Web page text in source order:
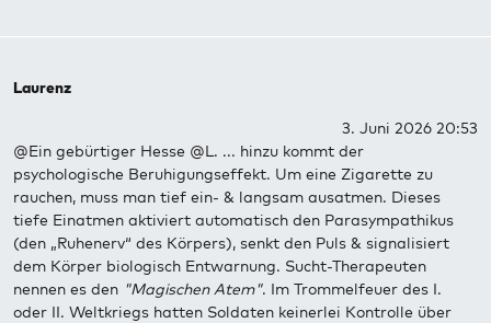
Laurenz
3. Juni 2026 20:53
@Ein gebürtiger Hesse @L. ... hinzu kommt der
psychologische Beruhigungseffekt. Um eine Zigarette zu
rauchen, muss man tief ein- & langsam ausatmen. Dieses
tiefe Einatmen aktiviert automatisch den Parasympathikus
(den „Ruhenerv“ des Körpers), senkt den Puls & signalisiert
dem Körper biologisch Entwarnung. Sucht-Therapeuten
nennen es den "Magischen Atem". Im Trommelfeuer des I.
oder II. Weltkriegs hatten Soldaten keinerlei Kontrolle über